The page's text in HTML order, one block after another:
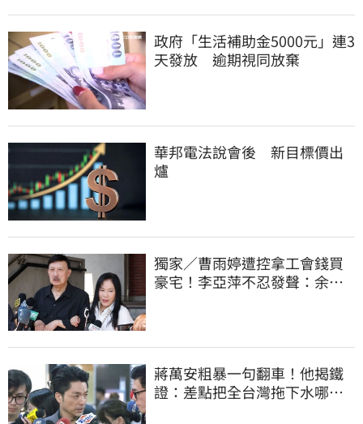
政府「生活補助金5000元」連3
天發放 逾期視同放棄
華邦電法說會後 新目標價出
爐
獨家／曹雨婷遭控拿工會錢買
豪宅！李亞萍不忍發聲：余天
蔣萬安粗暴一句翻車！他揭鐵
證：差點把全台灣拖下水哪時